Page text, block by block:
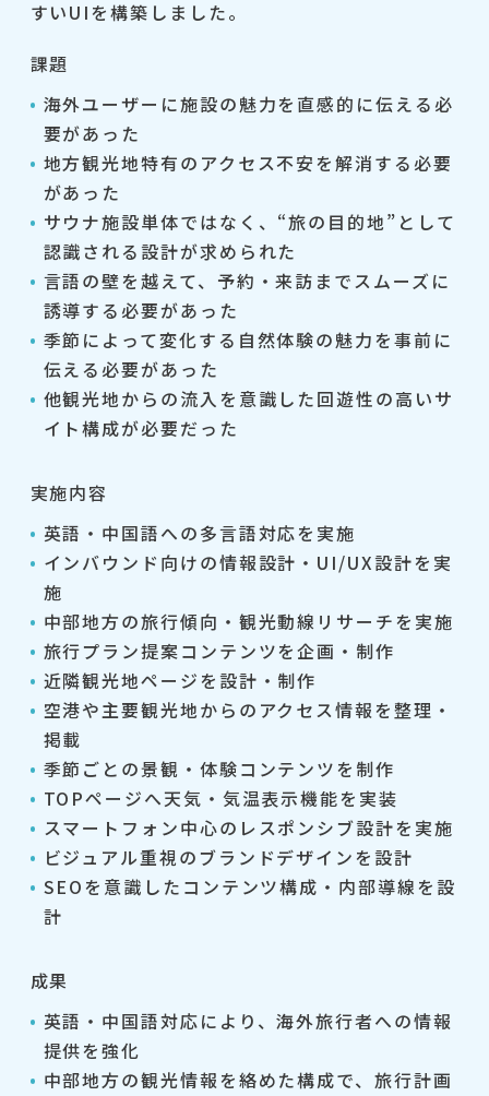
すいUIを構築しました。
課題
海外ユーザーに施設の魅力を直感的に伝える必
要があった
地方観光地特有のアクセス不安を解消する必要
があった
サウナ施設単体ではなく、“旅の目的地”として
認識される設計が求められた
言語の壁を越えて、予約・来訪までスムーズに
誘導する必要があった
季節によって変化する自然体験の魅力を事前に
伝える必要があった
他観光地からの流入を意識した回遊性の高いサ
イト構成が必要だった
実施内容
英語・中国語への多言語対応を実施
インバウンド向けの情報設計・UI/UX設計を実
施
中部地方の旅行傾向・観光動線リサーチを実施
旅行プラン提案コンテンツを企画・制作
近隣観光地ページを設計・制作
空港や主要観光地からのアクセス情報を整理・
掲載
季節ごとの景観・体験コンテンツを制作
TOPページへ天気・気温表示機能を実装
スマートフォン中心のレスポンシブ設計を実施
ビジュアル重視のブランドデザインを設計
SEOを意識したコンテンツ構成・内部導線を設
計
成果
英語・中国語対応により、海外旅行者への情報
提供を強化
中部地方の観光情報を絡めた構成で、旅行計画